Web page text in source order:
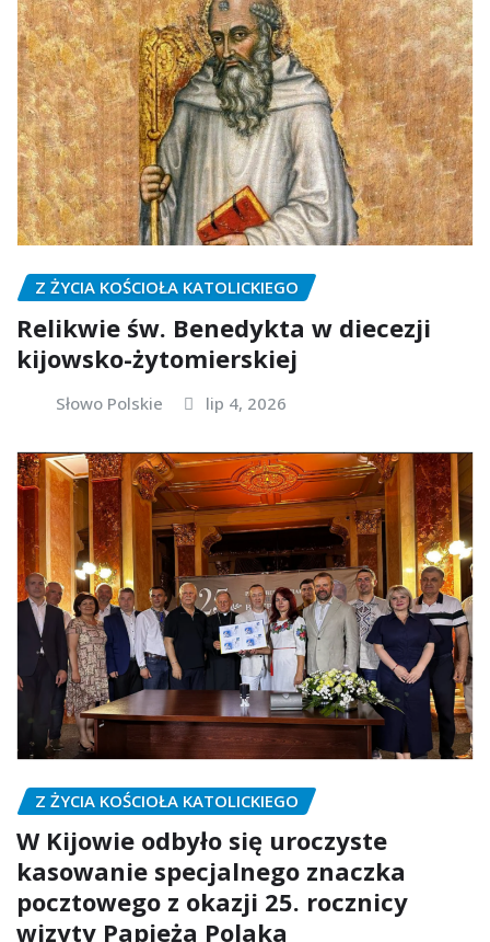
Z ŻYCIA KOŚCIOŁA KATOLICKIEGO
Relikwie św. Benedykta w diecezji
kijowsko-żytomierskiej
Słowo Polskie lip 4, 2026
Z ŻYCIA KOŚCIOŁA KATOLICKIEGO
W Kijowie odbyło się uroczyste
kasowanie specjalnego znaczka
pocztowego z okazji 25. rocznicy
wizyty Papieża Polaka